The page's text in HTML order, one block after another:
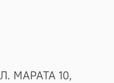
МАРАТА 10,